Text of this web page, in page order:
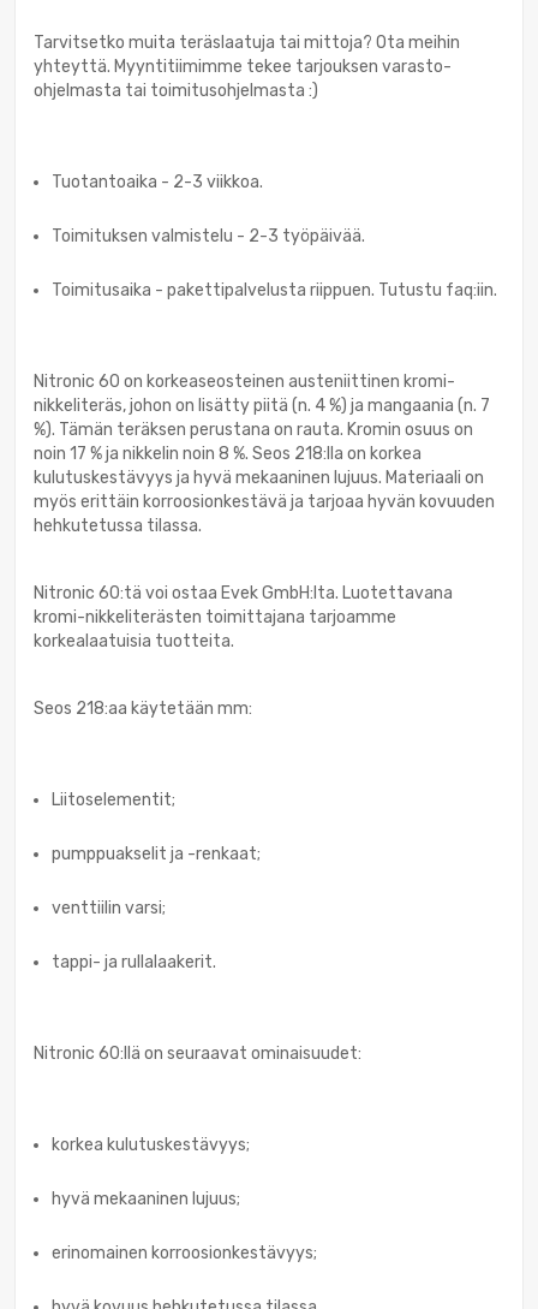
Tarvitsetko muita teräslaatuja tai mittoja? Ota meihin
yhteyttä. Myyntitiimimme tekee tarjouksen varasto-
ohjelmasta tai toimitusohjelmasta :)
Tuotantoaika - 2-3 viikkoa.
Toimituksen valmistelu - 2-3 työpäivää.
Toimitusaika - pakettipalvelusta riippuen. Tutustu faq:iin.
Nitronic 60 on korkeaseosteinen austeniittinen kromi-
nikkeliteräs, johon on lisätty piitä (n. 4 %) ja mangaania (n. 7
%). Tämän teräksen perustana on rauta. Kromin osuus on
noin 17 % ja nikkelin noin 8 %. Seos 218:lla on korkea
kulutuskestävyys ja hyvä mekaaninen lujuus. Materiaali on
myös erittäin korroosionkestävä ja tarjoaa hyvän kovuuden
hehkutetussa tilassa.
Nitronic 60:tä voi ostaa Evek GmbH:lta. Luotettavana
kromi-nikkeliterästen toimittajana tarjoamme
korkealaatuisia tuotteita.
Seos 218:aa käytetään mm:
Liitoselementit;
pumppuakselit ja -renkaat;
venttiilin varsi;
tappi- ja rullalaakerit.
Nitronic 60:llä on seuraavat ominaisuudet:
korkea kulutuskestävyys;
hyvä mekaaninen lujuus;
erinomainen korroosionkestävyys;